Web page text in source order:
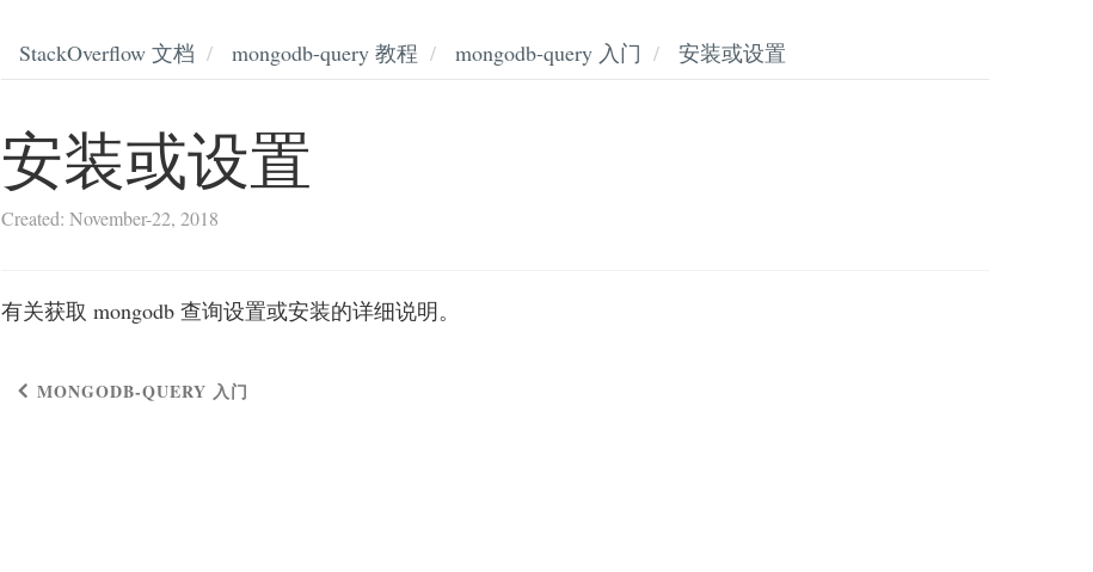
StackOverflow 文档 mongodb-query 教程 mongodb-query 入门 安装或设置
安装或设置
Created: November-22, 2018
有关获取 mongodb 查询设置或安装的详细说明。
MONGODB-QUERY 入门